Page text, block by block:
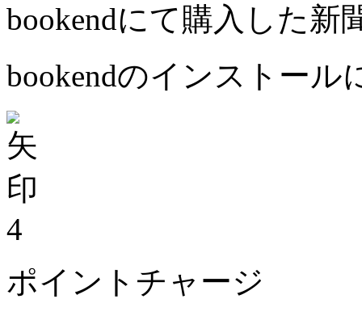
bookendにて購入した新
bookendのインストール
4
ポイントチャージ